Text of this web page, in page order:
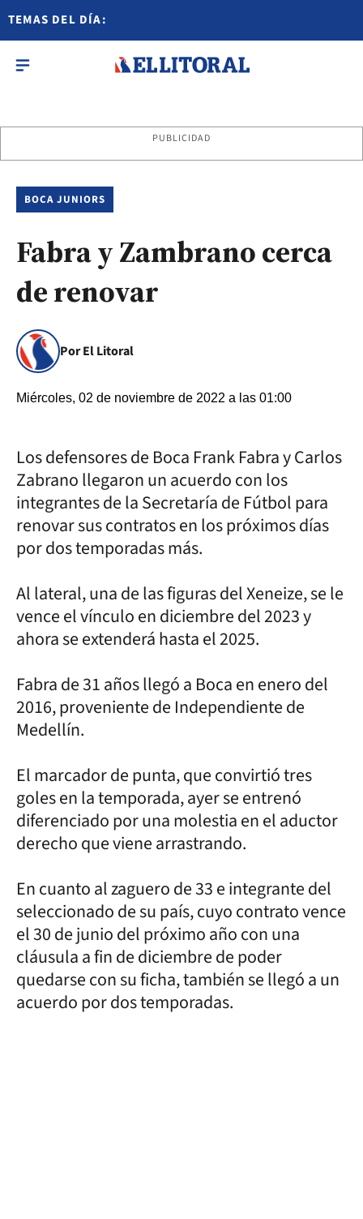
TEMAS DEL DÍA:
PUBLICIDAD
BOCA JUNIORS
Fabra y Zambrano cerca
de renovar
Por El Litoral
Miércoles, 02 de noviembre de 2022 a las 01:00
Los defensores de Boca Frank Fabra y Carlos
Zabrano llegaron un acuerdo con los
integrantes de la Secretaría de Fútbol para
renovar sus contratos en los próximos días
por dos temporadas más.
Al lateral, una de las figuras del Xeneize, se le
vence el vínculo en diciembre del 2023 y
ahora se extenderá hasta el 2025.
Fabra de 31 años llegó a Boca en enero del
2016, proveniente de Independiente de
Medellín.
El marcador de punta, que convirtió tres
goles en la temporada, ayer se entrenó
diferenciado por una molestia en el aductor
derecho que viene arrastrando.
En cuanto al zaguero de 33 e integrante del
seleccionado de su país, cuyo contrato vence
el 30 de junio del próximo año con una
cláusula a fin de diciembre de poder
quedarse con su ficha, también se llegó a un
acuerdo por dos temporadas.